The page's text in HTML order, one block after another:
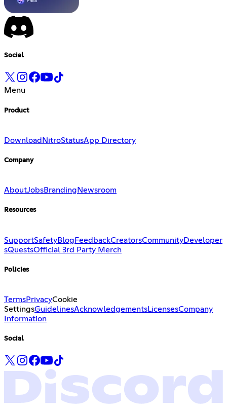
Social
Menu
Product
Download NitroStatusApp Directory
Company
AboutJobsBranding Newsroom
Resources
SupportSafetyBlogFeedbackCreatorsCommunityDeveloper
sQuestsOfficial 3rd Party Merch
Policies
TermsPrivacyCookie
SettingsGuidelinesAcknowledgementsLicensesCompany
Information
Social